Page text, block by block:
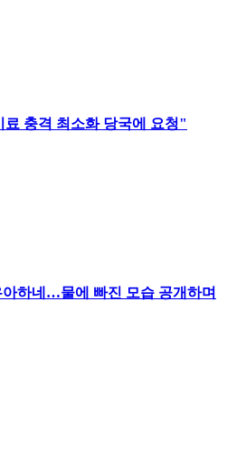
충격 최소화 당국에 요청"
하네…물에 빠진 모습 공개하며